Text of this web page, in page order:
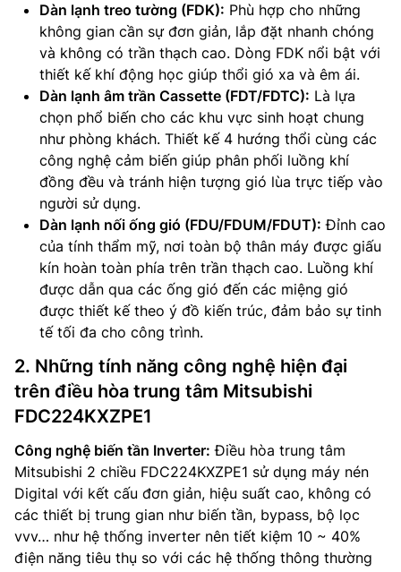
Dàn lạnh treo tường (FDK): Phù hợp cho những
không gian cần sự đơn giản, lắp đặt nhanh chóng
và không có trần thạch cao. Dòng FDK nổi bật với
thiết kế khí động học giúp thổi gió xa và êm ái.
Dàn lạnh âm trần Cassette (FDT/FDTC): Là lựa
chọn phổ biến cho các khu vực sinh hoạt chung
như phòng khách. Thiết kế 4 hướng thổi cùng các
công nghệ cảm biến giúp phân phối luồng khí
đồng đều và tránh hiện tượng gió lùa trực tiếp vào
người sử dụng.
Dàn lạnh nối ống gió (FDU/FDUM/FDUT): Đỉnh cao
của tính thẩm mỹ, nơi toàn bộ thân máy được giấu
kín hoàn toàn phía trên trần thạch cao. Luồng khí
được dẫn qua các ống gió đến các miệng gió
được thiết kế theo ý đồ kiến trúc, đảm bảo sự tinh
tế tối đa cho công trình.
2. Những tính năng công nghệ hiện đại
trên điều hòa trung tâm Mitsubishi
FDC224KXZPE1
Công nghệ biến tần Inverter: Điều hòa trung tâm
Mitsubishi 2 chiều FDC224KXZPE1 sử dụng máy nén
Digital với kết cấu đơn giản, hiệu suất cao, không có
các thiết bị trung gian như biến tần, bypass, bộ lọc
vvv… như hệ thống inverter nên tiết kiệm 10 ~ 40%
điện năng tiêu thụ so với các hệ thống thông thường